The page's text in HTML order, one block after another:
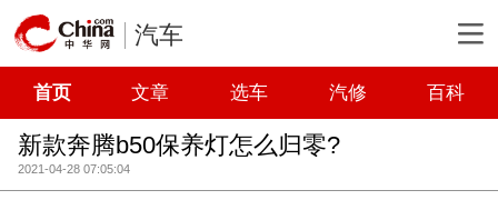
汽车
首页 文章 选车 汽修 百科
新款奔腾b50保养灯怎么归零?
2021-04-28 07:05:04